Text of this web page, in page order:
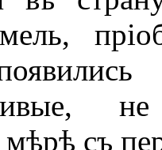
съ